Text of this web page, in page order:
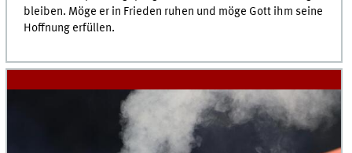
bleiben. Möge er in Frieden ruhen und möge Gott ihm seine
Hoffnung erfüllen.